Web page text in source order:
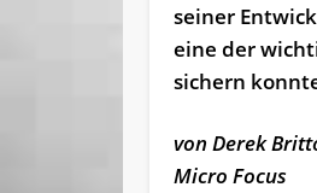
seiner
eine der
sichern
von Derek
Micro Focus